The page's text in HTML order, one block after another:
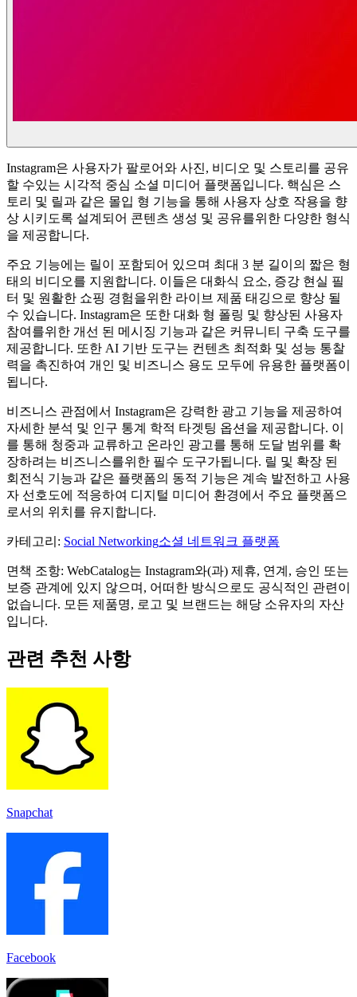
Instagram은 사용자가 팔로어와 사진, 비디오 및 스토리를 공유
할 수있는 시각적 중심 소셜 미디어 플랫폼입니다. 핵심은 스
토리 및 릴과 같은 몰입 형 기능을 통해 사용자 상호 작용을 향
상 시키도록 설계되어 콘텐츠 생성 및 공유를위한 다양한 형식
을 제공합니다.
주요 기능에는 릴이 포함되어 있으며 최대 3 분 길이의 짧은 형
태의 비디오를 지원합니다. 이들은 대화식 요소, 증강 현실 필
터 및 원활한 쇼핑 경험을위한 라이브 제품 태깅으로 향상 될
수 있습니다. Instagram은 또한 대화 형 폴링 및 향상된 사용자
참여를위한 개선 된 메시징 기능과 같은 커뮤니티 구축 도구를
제공합니다. 또한 AI 기반 도구는 컨텐츠 최적화 및 성능 통찰
력을 촉진하여 개인 및 비즈니스 용도 모두에 유용한 플랫폼이
됩니다.
비즈니스 관점에서 Instagram은 강력한 광고 기능을 제공하여
자세한 분석 및 인구 통계 학적 타겟팅 옵션을 제공합니다. 이
를 통해 청중과 교류하고 온라인 광고를 통해 도달 범위를 확
장하려는 비즈니스를위한 필수 도구가됩니다. 릴 및 확장 된
회전식 기능과 같은 플랫폼의 동적 기능은 계속 발전하고 사용
자 선호도에 적응하여 디지털 미디어 환경에서 주요 플랫폼으
로서의 위치를 ​​유지합니다.
카테고리 : Social Networking소셜 네트워크 플랫폼
면책 조항: WebCatalog는 Instagram와(과) 제휴, 연계, 승인 또는
보증 관계에 있지 않으며, 어떠한 방식으로도 공식적인 관련이
없습니다. 모든 제품명, 로고 및 브랜드는 해당 소유자의 자산
입니다.
관련 추천 사항
Snapchat
Facebook